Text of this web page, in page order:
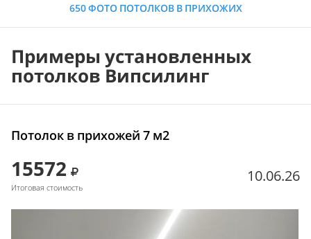
650 ФОТО ПОТОЛКОВ В ПРИХОЖИХ
Примеры установленных
потолков Випсилинг
Потолок в прихожей 7 м2
15572
Итоговая стоимость
10.06.26